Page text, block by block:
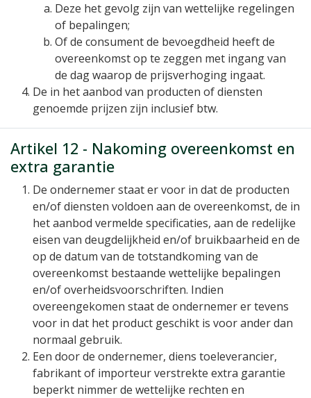
Deze het gevolg zijn van wettelijke regelingen
of bepalingen;
Of de consument de bevoegdheid heeft de
overeenkomst op te zeggen met ingang van
de dag waarop de prijsverhoging ingaat.
De in het aanbod van producten of diensten
genoemde prijzen zijn inclusief btw.
Artikel 12 - Nakoming overeenkomst en
extra garantie
De ondernemer staat er voor in dat de producten
en/of diensten voldoen aan de overeenkomst, de in
het aanbod vermelde specificaties, aan de redelijke
eisen van deugdelijkheid en/of bruikbaarheid en de
op de datum van de totstandkoming van de
overeenkomst bestaande wettelijke bepalingen
en/of overheidsvoorschriften. Indien
overeengekomen staat de ondernemer er tevens
voor in dat het product geschikt is voor ander dan
normaal gebruik.
Een door de ondernemer, diens toeleverancier,
fabrikant of importeur verstrekte extra garantie
beperkt nimmer de wettelijke rechten en